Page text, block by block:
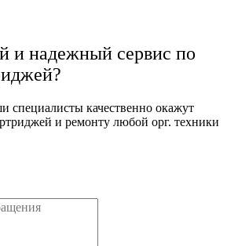
и надежный сервис по
специалисты качественно окажут
и ремонту любой орг. техники